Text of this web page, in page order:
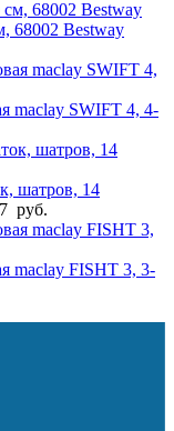
68002 Bestway
maclay SWIFT 4, 4-
шатров, 14
руб.
maclay FISHT 3, 3-